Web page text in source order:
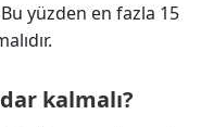
yüzden en fazla 15
kalmalı?